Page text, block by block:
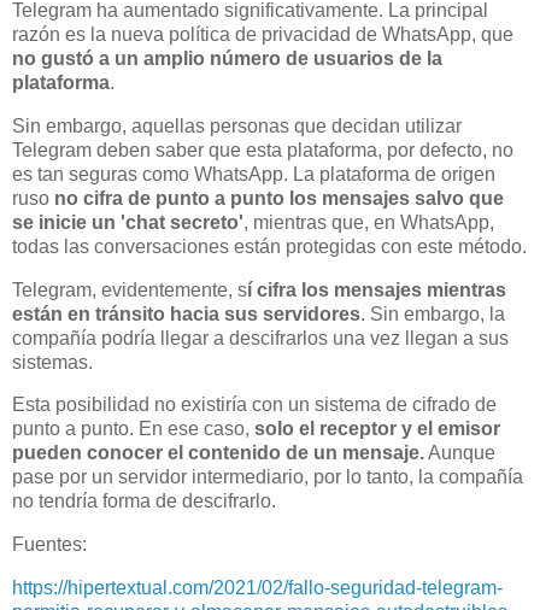
Telegram ha aumentado significativamente. La principal
razón es la nueva política de privacidad de WhatsApp, que
no gustó a un amplio número de usuarios de la
plataforma.
Sin embargo, aquellas personas que decidan utilizar
Telegram deben saber que esta plataforma, por defecto, no
es tan seguras como WhatsApp. La plataforma de origen
ruso no cifra de punto a punto los mensajes salvo que
se inicie un 'chat secreto', mientras que, en WhatsApp,
todas las conversaciones están protegidas con este método.
Telegram, evidentemente, sí cifra los mensajes mientras
están en tránsito hacia sus servidores. Sin embargo, la
compañía podría llegar a descifrarlos una vez llegan a sus
sistemas.
Esta posibilidad no existiría con un sistema de cifrado de
punto a punto. En ese caso, solo el receptor y el emisor
pueden conocer el contenido de un mensaje.Aunque
pase por un servidor intermediario, por lo tanto, la compañía
no tendría forma de descifrarlo.
Fuentes:
https://hipertextual.com/2021/02/fallo-seguridad-telegram-